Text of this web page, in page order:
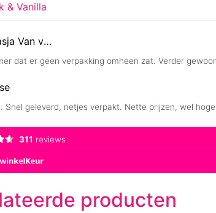
& Vanilla
producten